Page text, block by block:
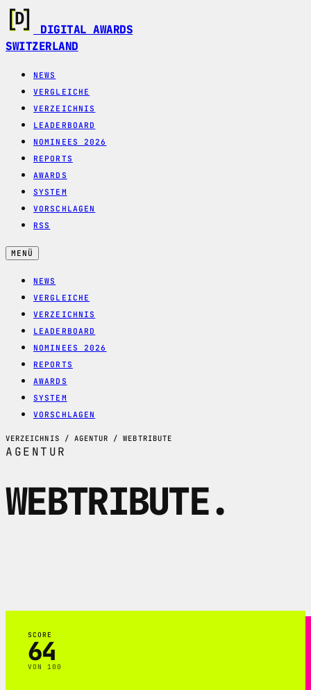
DIGITAL AWARDS
SWITZERLAND
NEWS
VERGLEICHE
VERZEICHNIS
LEADERBOARD
NOMINEES 2026
REPORTS
AWARDS
SYSTEM
VORSCHLAGEN
RSS
MENÜ
NEWS
VERGLEICHE
VERZEICHNIS
LEADERBOARD
NOMINEES 2026
REPORTS
AWARDS
SYSTEM
VORSCHLAGEN
VERZEICHNIS / AGENTUR / WEBTRIBUTE
AGENTUR
WEBTRIBUTE.
SCORE
64
VON 100